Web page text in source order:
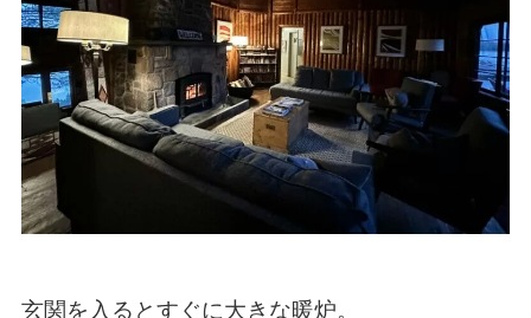
玄関を入るとすぐに大きな暖炉。